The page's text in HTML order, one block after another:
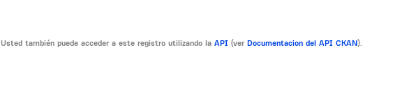
Usted también puede acceder a este registro utilizando la API (ver Documentacion del API CKAN).